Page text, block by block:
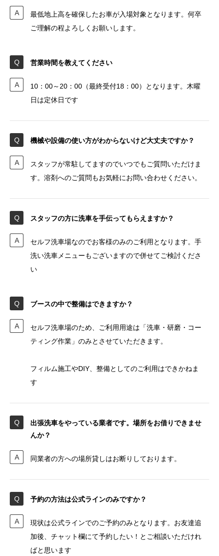
最低地上高を確保したお車が入場対象となります。何卒
ご理解の程よろしくお願いします。
営業時間を教えてください
10：00～20：00（最終受付18：00）となります。木曜
日は定休日です
機械や設備の使い方がわからないけど大丈夫ですか？
スタッフが常駐してますのでいつでもご質問いただけま
す。溶剤へのご質問もお気軽にお問い合わせください。
スタッフの方に洗車を手伝ってもらえますか？
セルフ洗車場なのでお客様のみのご利用となります。手
洗い洗車メニューもございますので併せてご検討くださ
い
ブースの中で整備はできますか？
セルフ洗車場のため、ご利用用途は「洗車・研磨・コー
ティング作業」のみとさせていただきます。
フィルム施工やDIY、整備としてのご利用はできかねま
す
出張洗車をやっている業者です。場所をお借りできませ
んか？
同業者の方への場所貸しはお断りしております。
予約の方法は公式ラインのみですか？
現状は公式ラインでのご予約のみとなります。お友達追
加後、チャット欄にて予約したい！とご相談いただけれ
ばと思います